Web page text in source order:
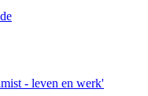
- leven en werk'